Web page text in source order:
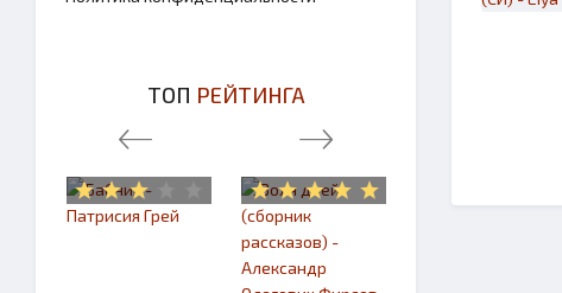
ТОП РЕЙТИНГА